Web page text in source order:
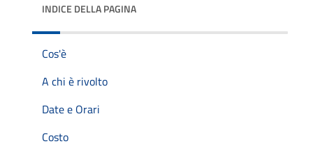
INDICE DELLA PAGINA
Cos'è
A chi è rivolto
Date e Orari
Costo